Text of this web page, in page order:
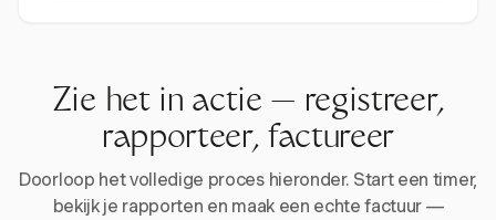
Zie het in actie — registreer,
rapporteer, factureer
Doorloop het volledige proces hieronder. Start een timer,
bekijk je rapporten en maak een echte factuur —